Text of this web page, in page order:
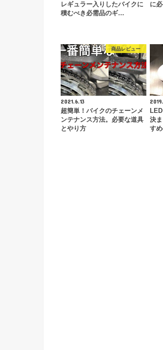
レギュラー入りしたバイクに
積むべき必需品のギ…
に
商品レビュー
2021.6.13
超簡単！バイクのチェーンメ
ンテナンス方法。必要な道具
とやり方
決
す